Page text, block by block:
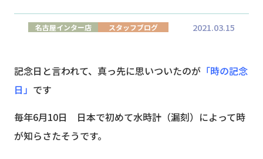
名古屋インター店 スタッフブログ 2021.03.15
記念日と言われて、真っ先に思いついたのが「時の記念
日」 です
毎年6月10日 日本で初めて水時計（漏刻）によって時
が知らさたそうです。